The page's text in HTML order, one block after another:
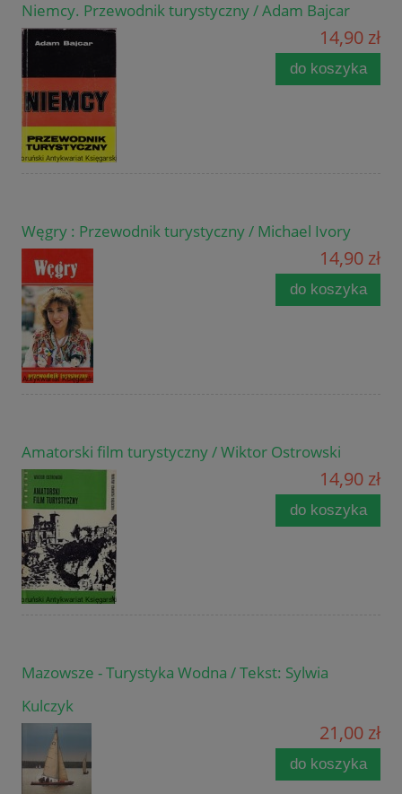
Niemcy. Przewodnik turystyczny / Adam Bajcar
14,90 zł
do koszyka
Węgry : Przewodnik turystyczny / Michael Ivory
14,90 zł
do koszyka
Amatorski film turystyczny / Wiktor Ostrowski
14,90 zł
do koszyka
Mazowsze - Turystyka Wodna / Tekst: Sylwia
Kulczyk
21,00 zł
do koszyka